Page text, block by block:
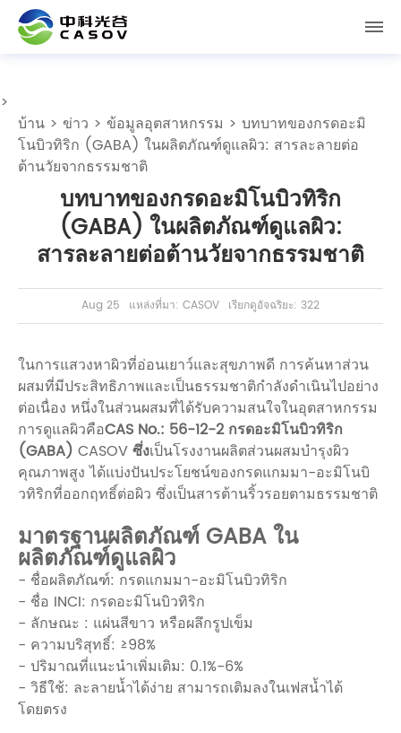
>
บ้าน > ข่าว > ข้อมูลอุตสาหกรรม > บทบาทของกรดอะมิ
โนบิวทิริก (GABA) ในผลิตภัณฑ์ดูแลผิว: สารละลายต่อ
ต้านวัยจากธรรมชาติ
บทบาทของกรดอะมิโนบิวทิริก
(GABA) ในผลิตภัณฑ์ดูแลผิว:
สารละลายต่อต้านวัยจากธรรมชาติ
Aug 25 แหล่งที่มา: CASOV เรียกดูอัจฉริยะ: 322
ในการแสวงหาผิวที่อ่อนเยาว์และสุขภาพดี การค้นหาส่วน
ผสมที่มีประสิทธิภาพและเป็นธรรมชาติกำลังดำเนินไปอย่าง
ต่อเนื่อง หนึ่งในส่วนผสมที่ได้รับความสนใจในอุตสาหกรรม
การดูแลผิวคือCAS No.: 56-12-2 กรดอะมิโนบิวทิริก
(GABA) CASOVซึ่งเป็นโรงงานผลิตส่วนผสมบำรุงผิว
คุณภาพสูง ได้แบ่งปันประโยชน์ของกรดแกมมา-อะมิโนบิ
วทิริกที่ออกฤทธิ์ต่อผิว ซึ่งเป็นสารต้านริ้วรอยตามธรรมชาติ
มาตรฐานผลิตภัณฑ์ GABA ใน
ผลิตภัณฑ์ดูแลผิว
- ชื่อผลิตภัณฑ์: กรดแกมมา-อะมิโนบิวทิริก
- ชื่อ INCI: กรดอะมิโนบิวทิริก
- ลักษณะ : แผ่นสีขาว หรือผลึกรูปเข็ม
- ความบริสุทธิ์: ≥98%
- ปริมาณที่แนะนำเพิ่มเติม: 0.1%-6%
- วิธีใช้: ละลายน้ำได้ง่าย สามารถเติมลงในเฟสน้ำได้
โดยตรง